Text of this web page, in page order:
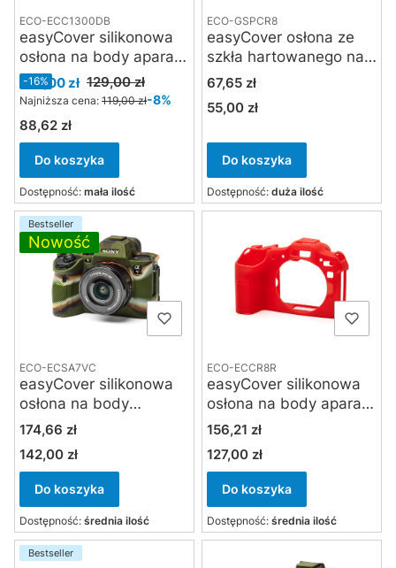
ECO-ECC1300DB
easyCover silikonowa
osłona na body aparatu
Canon EOS 1300D /
2000D / T6 / T7 -
Cena promocyjna
109,00 zł 129,00 zł
-16%
Najniższa cena: 119,00 zł-8%
Cena
88,62 zł
Do koszyka
Dostępność: mała ilość
ECO-GSPCR8
easyCover osłona ze
szkła hartowanego na
wyświetlacz Canon R8,
R50, R100
Cena
67,65 zł
Cena
55,00 zł
Do koszyka
Dostępność: duża ilość
Bestseller
Nowość
ECO-ECSA7VC
easyCover silikonowa
osłona na body
aparatów Sony A7 V,
Cena
174,66 zł
Cena
142,00 zł
Do koszyka
Dostępność: średnia ilość
ECO-ECCR8R
easyCover silikonowa
osłona na body aparatu
Canon EOS R 8
czerwona
Cena
156,21 zł
Cena
127,00 zł
Do koszyka
Dostępność: średnia ilość
Bestseller